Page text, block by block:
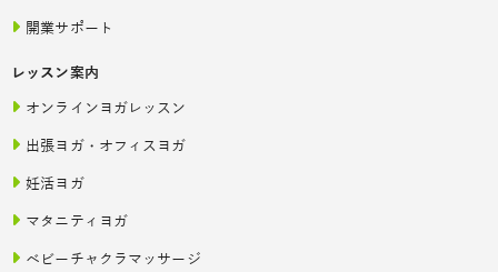
開業サポート
レッスン案内
オンラインヨガレッスン
出張ヨガ・オフィスヨガ
妊活ヨガ
マタニティヨガ
ベビーチャクラマッサージ